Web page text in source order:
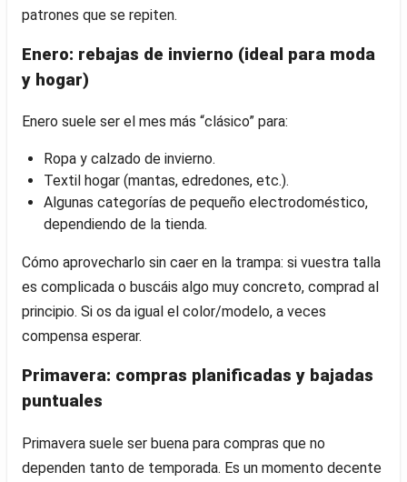
patrones que se repiten.
Enero: rebajas de invierno (ideal para moda
y hogar)
Enero suele ser el mes más “clásico” para:
Ropa y calzado de invierno.
Textil hogar (mantas, edredones, etc.).
Algunas categorías de pequeño electrodoméstico,
dependiendo de la tienda.
Cómo aprovecharlo sin caer en la trampa: si vuestra talla
es complicada o buscáis algo muy concreto, comprad al
principio. Si os da igual el color/modelo, a veces
compensa esperar.
Primavera: compras planificadas y bajadas
puntuales
Primavera suele ser buena para compras que no
dependen tanto de temporada. Es un momento decente